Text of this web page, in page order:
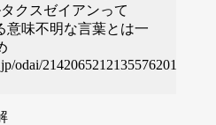
クスゼイアンって
意味不明な言葉とは一
odai/2142065212135576201